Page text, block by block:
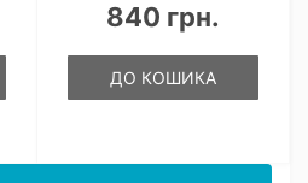
840 грн.
ДО КОШИКА